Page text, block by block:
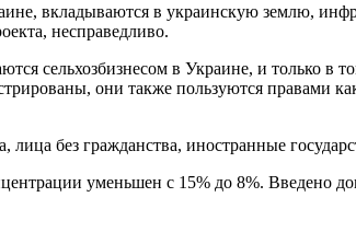
вкладываются в украинскую землю,
несправедливо.
сельхозбизнесом в Украине, и только в
они также пользуются правами
без гражданства, иностранные
уменьшен с 15% до 8%. Введено